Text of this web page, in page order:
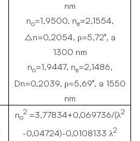
nm
no=1,9500, ne=2,1554,
△n=0,2054, ρ=5,72°, a
1300 nm
no=1,9447, ne=2,1486,
Dn=0,2039, ρ=5,69°, a 1550
nm
no
2 =3,77834+0,069736/(λ2
-0,04724)-0,0108133 λ2